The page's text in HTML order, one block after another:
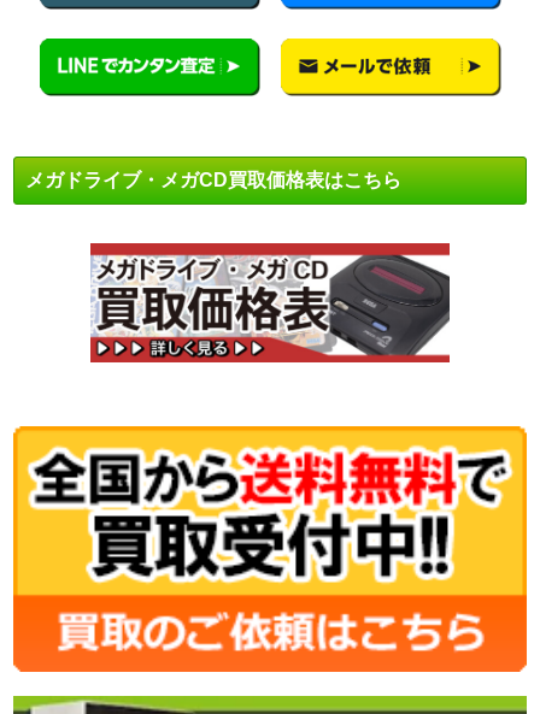
メガドライブ・メガCD買取価格表はこちら